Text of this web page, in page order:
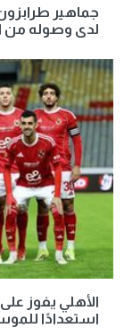
جماهير
لدى وصوله
الأهلي يفوز
استعدادًا